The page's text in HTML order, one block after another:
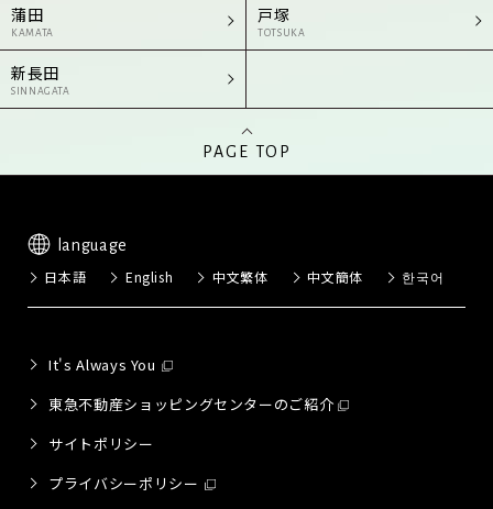
蒲田
KAMATA
戸塚
TOTSUKA
新長田
SINNAGATA
PAGE TOP
language
日本語 English 中文繁体 中文簡体 한국어
It's Always You
東急不動産ショッピングセンターのご紹介
サイトポリシー
プライバシーポリシー